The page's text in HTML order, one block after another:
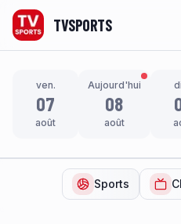
TVSPORTS
ven.
07
août
Aujourd'hui
08
août
Sports